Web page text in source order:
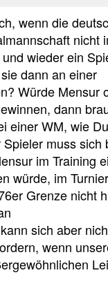
wenn die
nicht
wieder ein
dann an einer
Würde Mensur
dann
einer WM, wie
muss sich
im Training
würde, im Turnier
Grenze nicht
sich aber
wenn